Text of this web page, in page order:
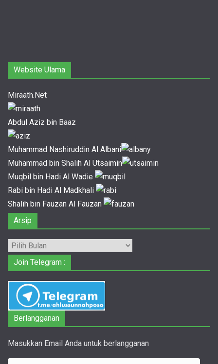
Website Ulama
Miraath.Net
Abdul Aziz bin Baaz
Muhammad Nashiruddin Al Albani
Muhammad bin Shalih Al Utsaimin
Muqbil bin Hadi Al Wadie
Rabi bin Hadi Al Madkhali
Shalih bin Fauzan Al Fauzan
Arsip
Arsip
Join Telegram :
Berlangganan
Masukkan Email Anda untuk berlangganan